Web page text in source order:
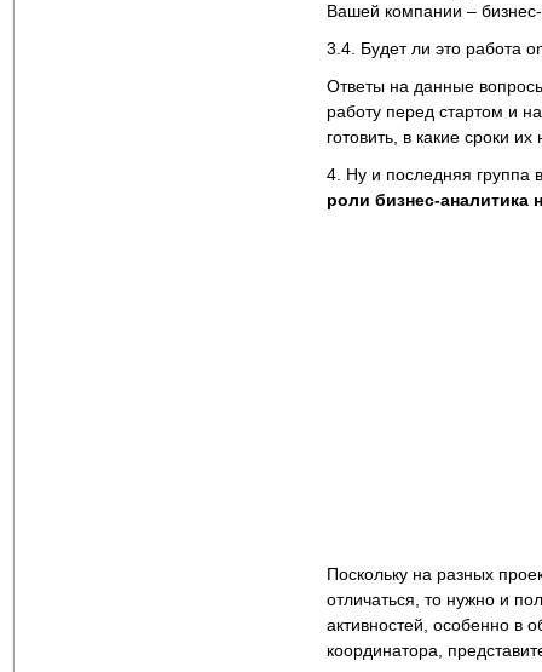
Вашей компании –
3.4. Будет ли это работа
Ответы на данные
работу перед стартом и
готовить, в какие сроки
4. Ну и последняя группа
роли бизнес-аналитика
Поскольку на разных
отличаться, то нужно и
активностей, особенно в
координатора,